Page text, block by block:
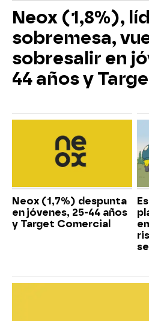
Neox (1,8%),
sobremesa,
sobresalir en
44 años y
Neox (1,7%) despunta
en jóvenes, 25-44 años
y Target Comercial